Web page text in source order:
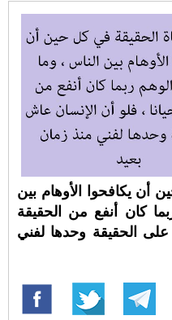
أن يكافحوا الأوهام بين
كان أنفع من الحقيقة
الحقيقة وحدها لفني